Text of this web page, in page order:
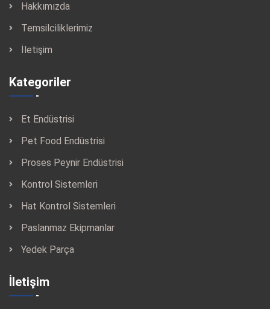
Hakkımızda
Temsilciliklerimiz
İletişim
Kategoriler
Et Endüstrisi
Pet Food Endüstrisi
Proses Peynir Endüstrisi
Kontrol Sistemleri
Hat Kontrol Sistemleri
Paslanmaz Ekipmanlar
Yedek Parça
İletişim